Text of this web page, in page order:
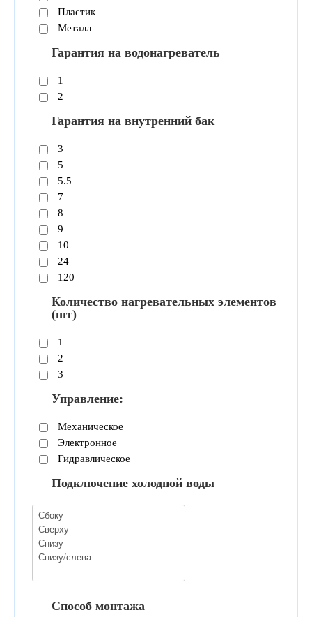
Пластик
Металл
Гарантия на водонагреватель
1
2
Гарантия на внутренний бак
3
5
5.5
7
8
9
10
24
120
Количество нагревательных элементов
(шт)
1
2
3
Управление:
Механическое
Электронное
Гидравлическое
Подключение холодной воды
Способ монтажа